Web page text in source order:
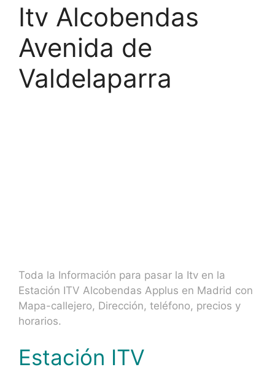
Itv Alcobendas
Avenida de
Valdelaparra
Toda la Información para pasar la Itv en la
Estación ITV Alcobendas Applus en Madrid con
Mapa-callejero, Dirección, teléfono, precios y
horarios.
Estación ITV